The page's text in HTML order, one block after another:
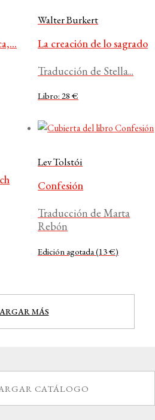
Walter Burkert
La creación de lo sagrado
Traducción de Stella...
Libro: 28 €
Lev Tolstói
Confesión
Traducción de Marta
Rebón
Edición agotada (13 €)
MÁS
CATÁLOGO